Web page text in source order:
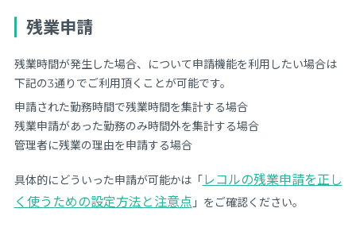
残業申請
残業時間が発生した場合、について申請機能を利用したい場合は
下記の3通りでご利用頂くことが可能です。
申請された勤務時間で残業時間を集計する場合
残業申請があった勤務のみ時間外を集計する場合
管理者に残業の理由を申請する場合
具体的にどういった申請が可能かは「レコルの残業申請を正し
く使うための設定方法と注意点 」をご確認ください。